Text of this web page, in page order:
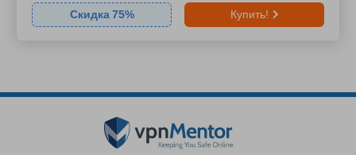
Скидка 75% Купить!